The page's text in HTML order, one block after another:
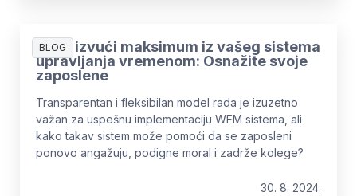
BLOG
Kako izvući maksimum iz vašeg sistema
upravljanja vremenom: Osnažite svoje
zaposlene
Transparentan i fleksibilan model rada je izuzetno
važan za uspešnu implementaciju WFM sistema, ali
kako takav sistem može pomoći da se zaposleni
ponovo angažuju, podigne moral i zadrže kolege?
30. 8. 2024.